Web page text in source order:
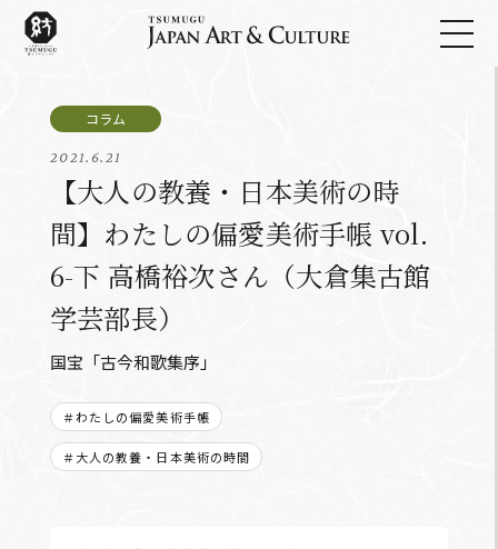
2021.6.21
【大人の教養・日本美術の時
間】わたしの偏愛美術手帳 vol.
6-下 高橋裕次さん（大倉集古館
学芸部長）
国宝「古今和歌集序」
＃わたしの偏愛美術手帳
＃大人の教養・日本美術の時間